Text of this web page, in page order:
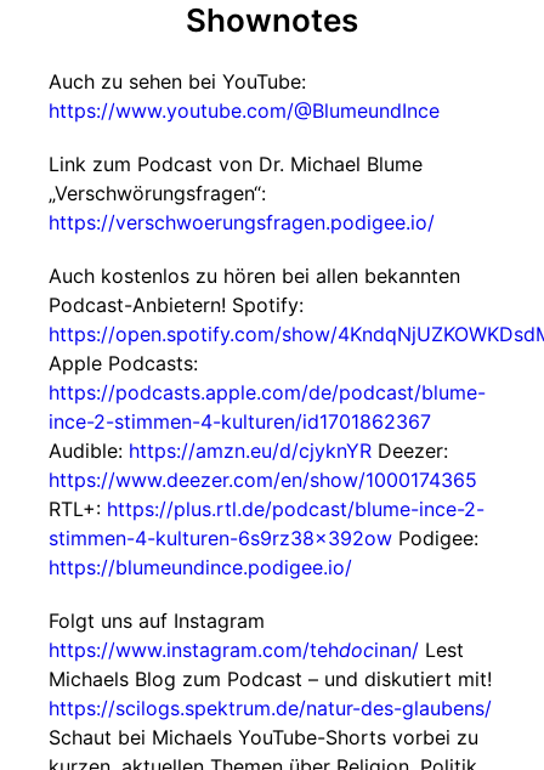
Shownotes
Auch zu sehen bei YouTube:
https://www.youtube.com/@BlumeundInce
Link zum Podcast von Dr. Michael Blume
„Verschwörungsfragen“:
https://verschwoerungsfragen.podigee.io/
Auch kostenlos zu hören bei allen bekannten
Podcast-Anbietern! Spotify:
https://open.spotify.com/show/
Apple Podcasts:
https://podcasts.apple.com/de/podcast/blume-
ince-2-stimmen-4-kulturen/id1701862367
Audible: https://amzn.eu/d/cjyknYR Deezer:
https://www.deezer.com/en/show/1000174365
RTL+: https://plus.rtl.de/podcast/blume-ince-2-
stimmen-4-kulturen-6s9rz38x392ow Podigee:
https://blumeundince.podigee.io/
Folgt uns auf Instagram
https://www.instagram.com/tehdocinan/ Lest
Michaels Blog zum Podcast – und diskutiert mit!
https://scilogs.spektrum.de/natur-des-glaubens/
Schaut bei Michaels YouTube-Shorts vorbei zu